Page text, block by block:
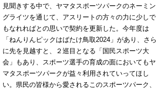
見聞きする中で、ヤマタスポーツパークのネーミン
グライツを通じて、アスリートの方々の力に少しで
もなれればとの思いで契約を更新した。今年度は
「ねんりんピックはばたけ鳥取2024」があり、さら
に先を見越すと、２巡目となる「国民スポーツ大
会」もあり、スポーツ選手の育成の面においてもヤ
マタスポーツパークが益々利用されていってほし
い。県民の皆様から愛されるこのスポーツパーク、